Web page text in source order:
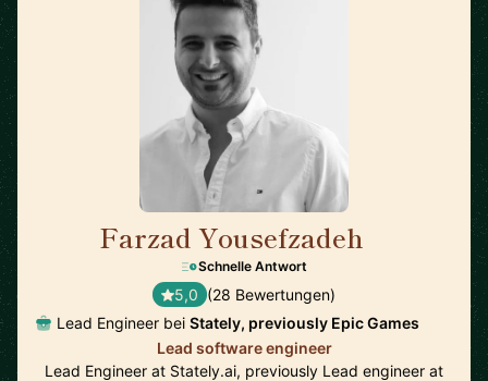
Farzad Yousefzadeh
Schnelle Antwort
5,0 (28 Bewertungen)
Lead Engineer bei Stately, previously Epic Games
Lead software engineer
Lead Engineer at Stately.ai, previously Lead engineer at